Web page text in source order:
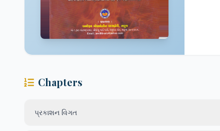
Chapters
પ્રકાશન વિગત